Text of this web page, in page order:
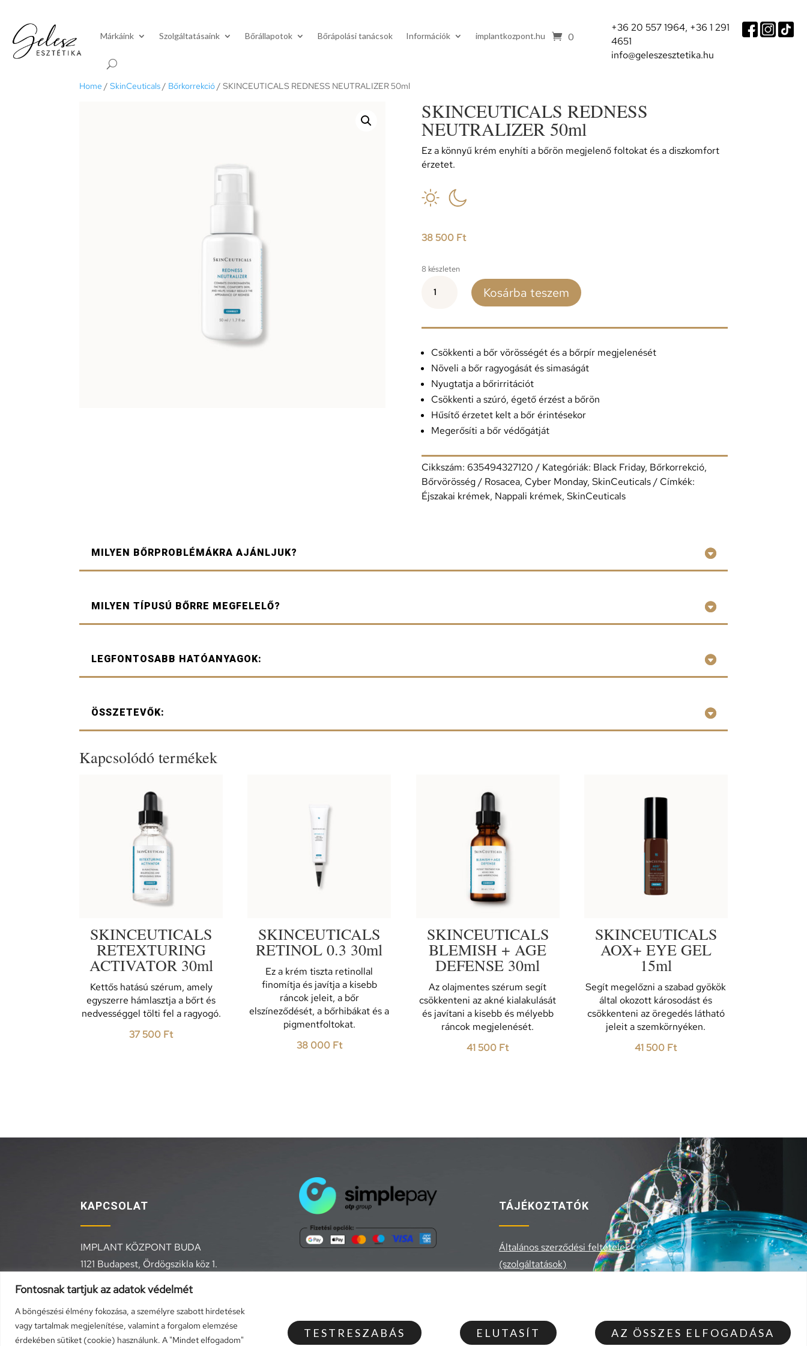
Fontosnak tartjuk az adatok védelmét
A böngészési élmény fokozása, a személyre szabott hirdetések
vagy tartalmak megjelenítése, valamint a forgalom elemzése
érdekében sütiket (cookie) használunk. A "Mindet elfogadom"
TESTRESZABÁS ELUTASÍT AZ ÖSSZES ELFOGADÁSA
Márkáink Szolgáltatásaink Bőrállapotok Bőrápolási tanácsok Információk implantkozpont.hu 0
+36 20 557 1964, +36 1 291
4651
info@geleszesztetika.hu
Home / SkinCeuticals/ Bőrkorrekció/ SKINCEUTICALS REDNESS NEUTRALIZER 50ml
SKINCEUTICALS REDNESS
NEUTRALIZER 50ml
Ez a könnyű krém enyhíti a bőrön megjelenő foltokat és a diszkomfort
érzetet.
38 500 Ft
8 készleten
SKINCEUTICALS
REDNESS
Kosárba teszem
Csökkenti a bőr vörösségét és a bőrpír megjelenését
Növeli a bőr ragyogását és simaságát
Nyugtatja a bőrirritációt
Csökkenti a szúró, égető érzést a bőrön
Hűsítő érzetet kelt a bőr érintésekor
Megerősíti a bőr védőgátját
Cikkszám: 635494327120 Kategóriák: Black Friday, Bőrkorrekció,
Bőrvörösség / Rosacea, Cyber Monday, SkinCeuticals
Címkék:
Éjszakai krémek, Nappali krémek, SkinCeuticals
MILYEN BŐRPROBLÉMÁKRA AJÁNLJUK?
MILYEN TÍPUSÚ BŐRRE MEGFELELŐ?
LEGFONTOSABB HATÓANYAGOK:
ÖSSZETEVŐK:
Kapcsolódó termékek
SKINCEUTICALS
RETEXTURING
ACTIVATOR 30ml
Kettős hatású szérum, amely
egyszerre hámlasztja a bőrt és
nedvességgel tölti fel a ragyogó.
37 500 Ft
SKINCEUTICALS
RETINOL 0.3 30ml
Ez a krém tiszta retinollal
finomítja és javítja a kisebb
ráncok jeleit, a bőr
elszíneződését, a bőrhibákat és a
pigmentfoltokat.
38 000 Ft
SKINCEUTICALS
BLEMISH + AGE
DEFENSE 30ml
Az olajmentes szérum segít
csökkenteni az akné kialakulását
és javítani a kisebb és mélyebb
ráncok megjelenését.
41 500 Ft
SKINCEUTICALS
AOX+ EYE GEL
15ml
Segít megelőzni a szabad gyökök
által okozott károsodást és
csökkenteni az öregedés látható
jeleit a szemkörnyéken.
41 500 Ft
KAPCSOLAT
IMPLANT KÖZPONT BUDA
1121 Budapest, Ördögszikla köz 1.
info@geleszesztetika.hu
TÁJÉKOZTATÓK
Általános szerződési feltételek
(szolgáltatások)